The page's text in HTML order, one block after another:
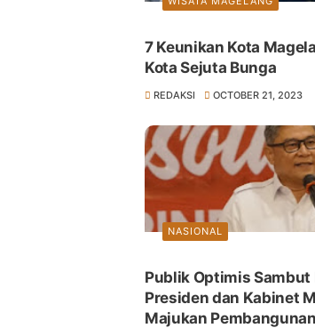
7 Keunikan Kota
Kota Sejuta Bunga
REDAKSI OCTOBER 21, 2023
NASIONAL
Publik Optimis Sambut
Presiden dan Kabinet
Majukan